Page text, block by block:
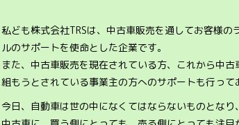
私ども株式会社TRSは、中古車販売を通してお客様の
ルのサポートを使命とした企業です。
また、中古車販売を現在されている方、これから中古
組もうとされている事業主の方へのサポートも行って
今日、自動車は世の中になくてはならないものとなり